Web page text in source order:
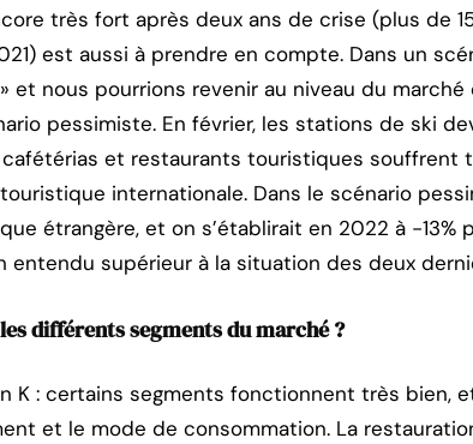
très fort après deux ans de crise (plus de
est aussi à prendre en compte. Dans un
et nous pourrions revenir au niveau du marché
pessimiste. En février, les stations de ski
et restaurants touristiques souffrent
internationale. Dans le scénario
étrangère, et on s’établirait en 2022 à -13%
entendu supérieur à la situation des deux
différents segments du marché ?
K : certains segments fonctionnent très bien,
et le mode de consommation. La